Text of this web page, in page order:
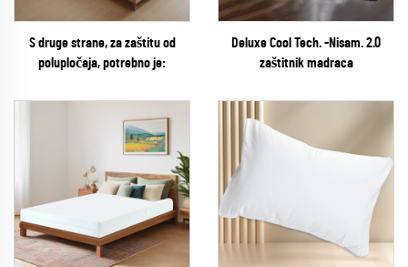
S druge strane, za zaštitu od
polupločaja, potrebno je:
Deluxe Cool Tech. -Nisam. 2.0
zaštitnik madraca